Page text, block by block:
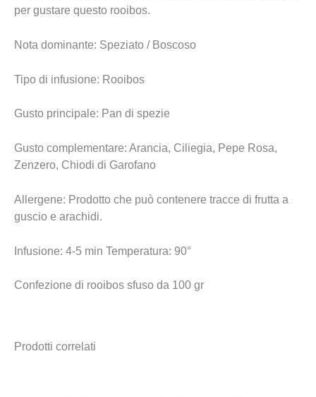
per gustare questo rooibos.
Nota dominante: Speziato / Boscoso
Tipo di infusione: Rooibos
Gusto principale: Pan di spezie
Gusto complementare: Arancia, Ciliegia, Pepe Rosa,
Zenzero, Chiodi di Garofano
Allergene: Prodotto che può contenere tracce di frutta a
guscio e arachidi.
Infusione: 4-5 min Temperatura: 90°
Confezione di rooibos sfuso da 100 gr
Prodotti correlati